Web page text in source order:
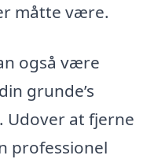
måtte være.
også være
grunde’s
Udover at fjerne
professionel